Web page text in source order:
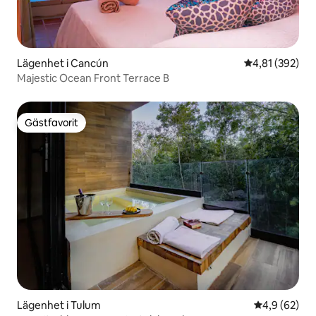
Lägenhet i Cancún 4,81 av 5 i
4,81 (392)
Majestic Ocean Front Terrace B
Gästfavorit
Gästfavorit
Lägenhet i Tulum 4,9 av 5 i
4,9 (62)